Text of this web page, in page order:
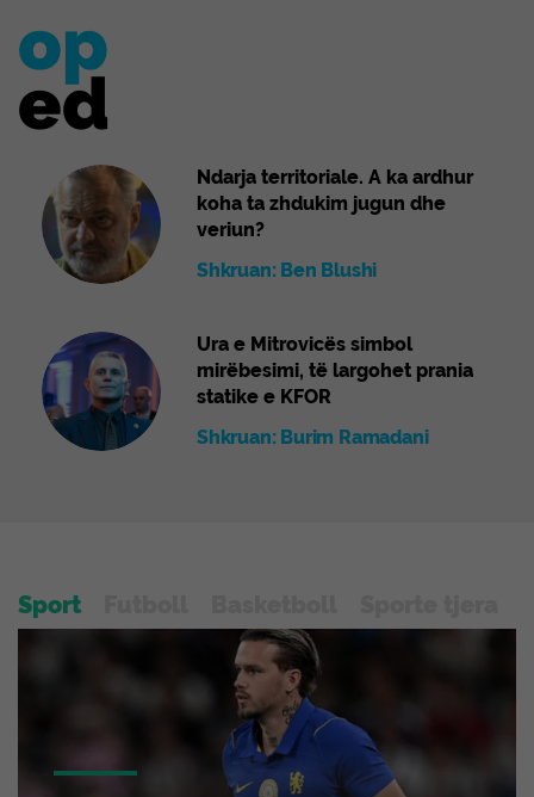
op
ed
Ndarja territoriale. A ka ardhur
koha ta zhdukim jugun dhe
veriun?
Shkruan: Ben Blushi
Ura e Mitrovicës simbol
mirëbesimi, të largohet prania
statike e KFOR
Shkruan: Burim Ramadani
Sport